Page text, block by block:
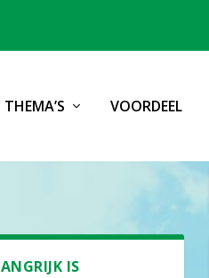
THEMA’S VOORDEEL
IS